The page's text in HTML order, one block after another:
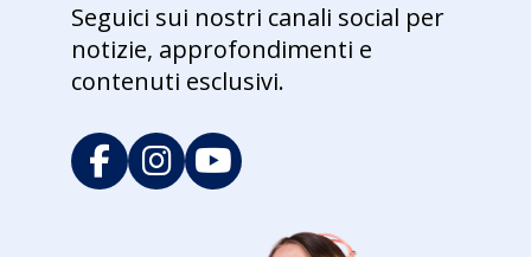
Seguici sui nostri canali social per
notizie, approfondimenti e
contenuti esclusivi.